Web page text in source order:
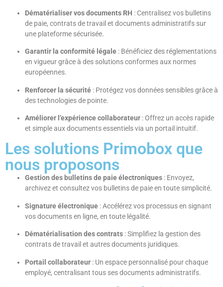
Dématérialiser vos documents RH : Centralisez vos bulletins
de paie, contrats de travail et documents administratifs sur
une plateforme sécurisée.
Garantir la conformité légale : Bénéficiez des réglementations
en vigueur grâce à des solutions conformes aux normes
européennes.
Renforcer la sécurité : Protégez vos données sensibles grâce à
des technologies de pointe.
Améliorer l’expérience collaborateur : Offrez un accès rapide
et simple aux documents essentiels via un portail intuitif.
Les solutions Primobox que
nous proposons
Gestion des bulletins de paie électroniques : Envoyez,
archivez et consultez vos bulletins de paie en toute simplicité.
Signature électronique : Accélérez vos processus en signant
vos documents en ligne, en toute légalité.
Dématérialisation des contrats : Simplifiez la gestion des
contrats de travail et autres documents juridiques.
Portail collaborateur : Un espace personnalisé pour chaque
employé, centralisant tous ses documents administratifs.